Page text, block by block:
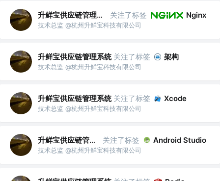
升鲜宝供应链管理系统 关注了标签 Nginx
技术总监 @杭州升鲜宝科技有限公司
升鲜宝供应链管理系统 关注了标签 架构
技术总监 @杭州升鲜宝科技有限公司
升鲜宝供应链管理系统 关注了标签 Xcode
技术总监 @杭州升鲜宝科技有限公司
升鲜宝供应链管理系统 关注了标签 Android Studio
技术总监 @杭州升鲜宝科技有限公司